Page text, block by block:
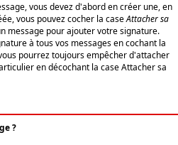
vous devez d'abord en créer une, en
vous pouvez cocher la caseAttacher sa
message pour ajouter votre signature.
à tous vos messages en cochant la
pourrez toujours empêcher d'attacher
en décochant la case Attacher sa
?